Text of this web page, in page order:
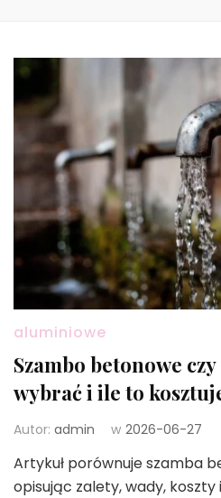
aluminiowe
Szambo betonowe
wybrać i ile to
Autor: admin w 2026-06-27
Artykuł porównuje szamba
opisując zalety, wady,